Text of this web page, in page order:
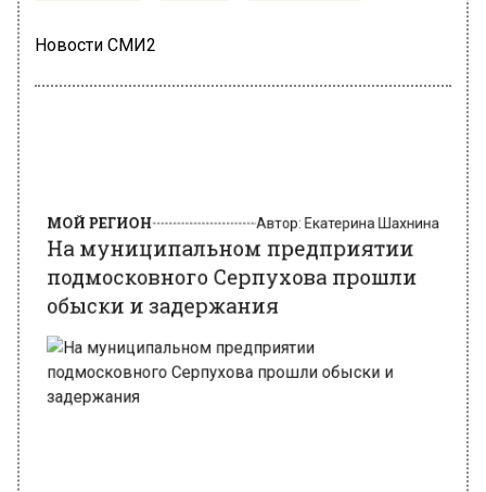
Новости СМИ2
подмосковного Серпухова прошли
обыски и задержания